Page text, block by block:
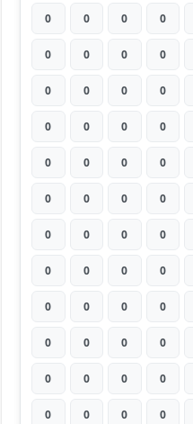
0 0 0 0
0 0 0 0
0 0 0 0
0 0 0 0
0 0 0 0
0 0 0 0
0 0 0 0
0 0 0 0
0 0 0 0
0 0 0 0
0 0 0 0
0 0 0 0